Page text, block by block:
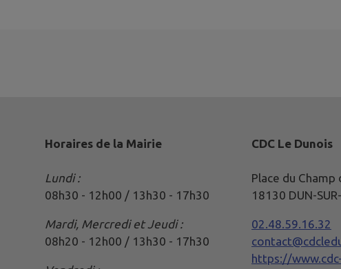
Horaires de la Mairie
Lundi :
08h30 - 12h00 / 13h30 - 17h30
Mardi, Mercredi et Jeudi :
08h20 - 12h00 / 13h30 - 17h30
CDC Le Dunois
Place du Champ
18130 DUN-
02.48.59.16.32
https://